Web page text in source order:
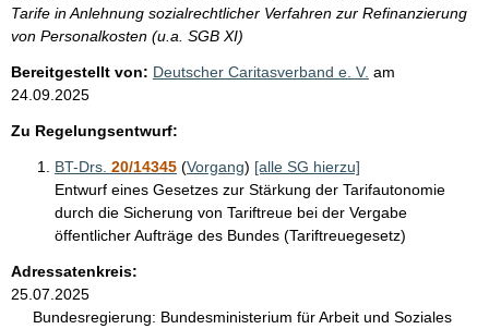
Tarife in Anlehnung sozialrechtlicher Verfahren zur Refinanzierung
von Personalkosten (u.a. SGB XI)
Bereitgestellt von: Deutscher Caritasverband e. V. am
24.09.2025
Zu Regelungsentwurf:
BT-Drs. 20/14345 (Vorgang) [alle SG hierzu]
Entwurf eines Gesetzes zur Stärkung der Tarifautonomie
durch die Sicherung von Tariftreue bei der Vergabe
öffentlicher Aufträge des Bundes (Tariftreuegesetz)
Adressatenkreis:
25.07.2025
Bundesregierung: Bundesministerium für Arbeit und Soziales